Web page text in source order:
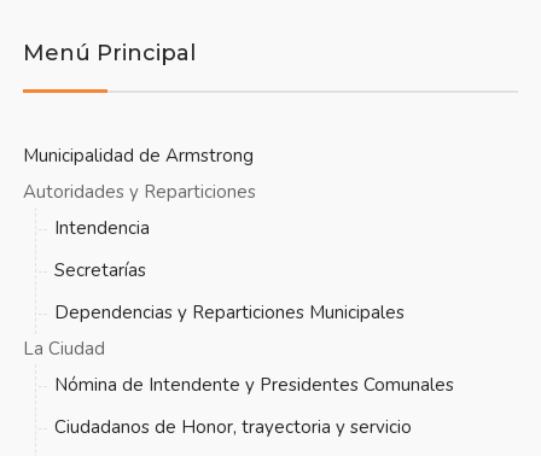
Menú Principal
Municipalidad de Armstrong
Autoridades y Reparticiones
Intendencia
Secretarías
Dependencias y Reparticiones Municipales
La Ciudad
Nómina de Intendente y Presidentes Comunales
Ciudadanos de Honor, trayectoria y servicio